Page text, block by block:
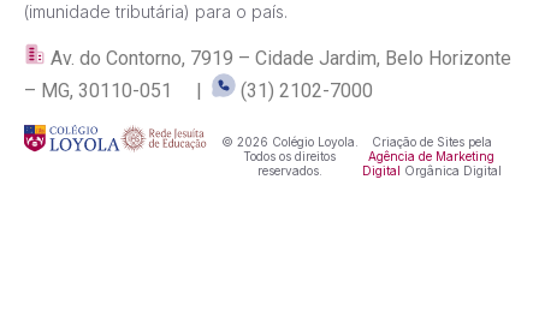
(imunidade tributária) para o país.
Av. do Contorno, 7919 – Cidade Jardim, Belo Horizonte
– MG, 30110-051 |
(31) 2102-7000
© 2026 Colégio Loyola.
Todos os direitos
reservados.
Criação de Sites pela
Agência de Marketing
Digital Orgânica Digital